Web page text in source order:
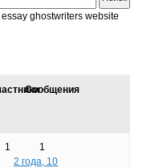
ghostwriters website
Сообщения
1
1
2 года, 10